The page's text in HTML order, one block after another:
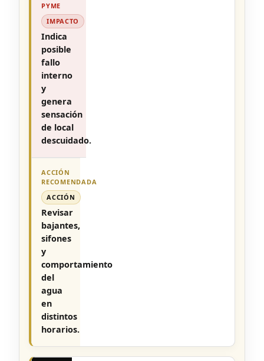
IMPACTO
Indica
posible
fallo
interno
y
genera
sensación
de local
descuidado.
ACCIÓN
Revisar
bajantes,
sifones
y
comportamiento
del
agua
en
distintos
horarios.